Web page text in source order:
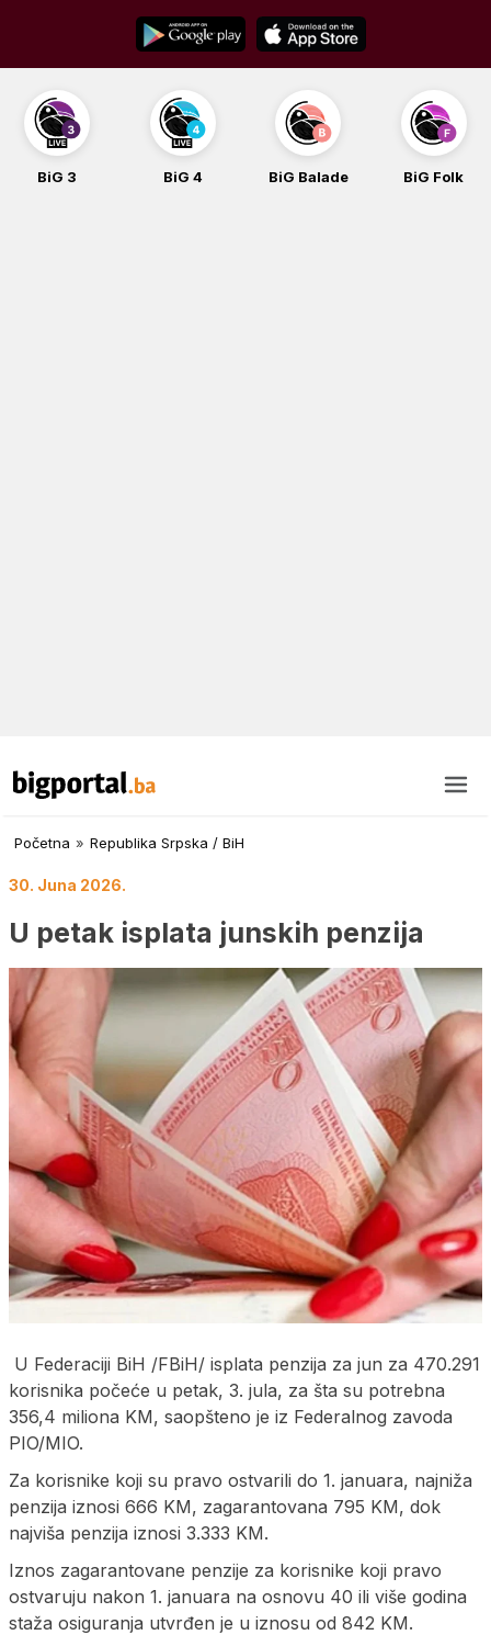
content
BiG 3 BiG 4 BiG Balade BiG Folk
Početna » Republika Srpska / BiH
30. Juna 2026.
U petak isplata junskih penzija
U Federaciji BiH /FBiH/ isplata penzija za jun za 470.291
korisnika počeće u petak, 3. jula, za šta su potrebna
356,4 miliona KM, saopšteno je iz Federalnog zavoda
PIO/MIO.
Za korisnike koji su pravo ostvarili do 1. januara, najniža
penzija iznosi 666 KM, zagarantovana 795 KM, dok
najviša penzija iznosi 3.333 KM.
Iznos zagarantovane penzije za korisnike koji pravo
ostvaruju nakon 1. januara na osnovu 40 ili više godina
staža osiguranja utvrđen je u iznosu od 842 KM.